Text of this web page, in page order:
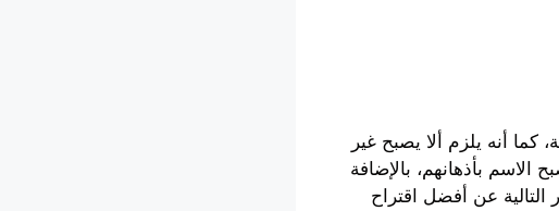
أنه يلزم ألا يصبح غير
بأذهانهم، بالإضافة
عن أفضل اقتراح